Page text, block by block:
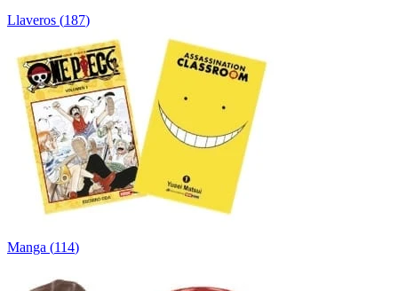
Llaveros (187)
Manga (114)